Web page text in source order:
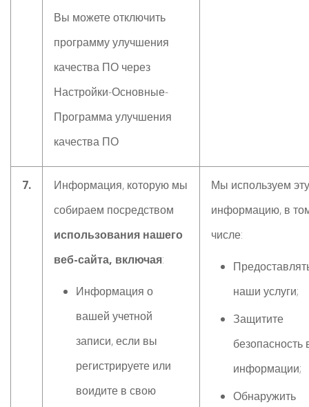
Вы можете отключить
программу улучшения
качества ПО через
Настройки-Основные-
Программа улучшения
качества ПО
7.
Информация, которую мы
собираем посредством
использования нашего
веб-сайта, включая:
Информация о
вашей учетной
записи, если вы
регистрируете или
воидите в свою
Мы используем эту
информацию, в
числе:
наши услуги;
Защитите
информации;
Обнаружить